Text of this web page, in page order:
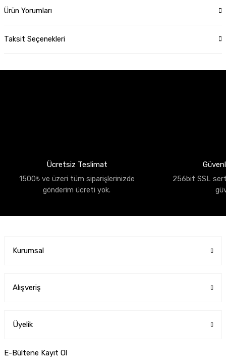
Ürün Yorumları
Taksit Seçenekleri
Ücretsiz Teslimat
1500₺ ve üzeri tüm siparişlerinizde
gönderim ücreti yok.
256bit SSL
Kurumsal
Alışveriş
Üyelik
E-Bültene Kayıt Ol